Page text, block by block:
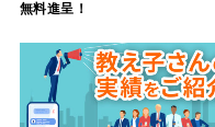
無料進呈！